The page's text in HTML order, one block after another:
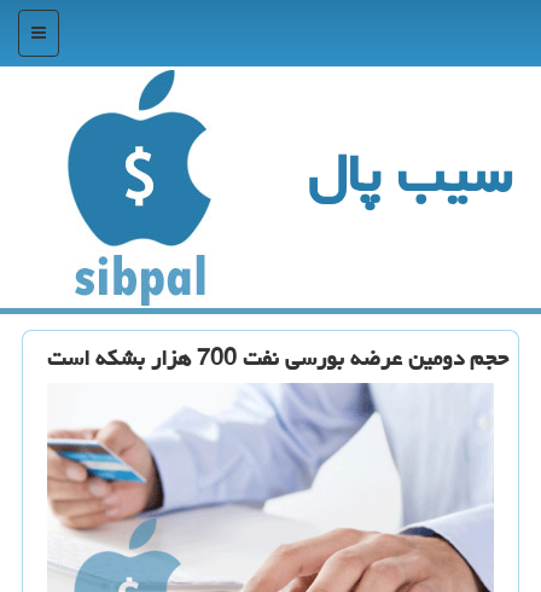
منو
سیب پال
حجم دومین عرضه بورسی نفت 700 هزار بشكه است